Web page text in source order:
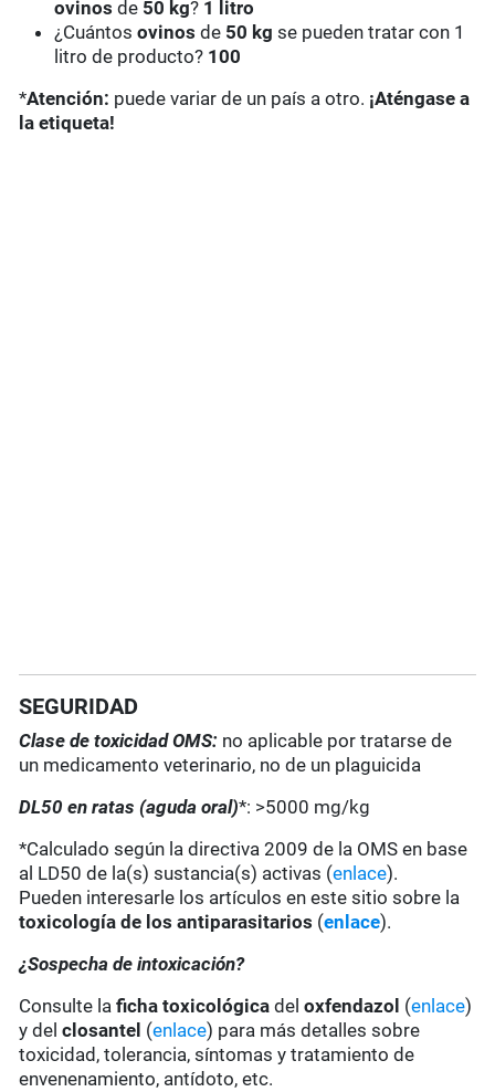
ovinos de 50 kg? 1 litro
¿Cuántosovinos de 50 kgse pueden tratar con 1
litro de producto? 100
*Atención: puede variar de un país a otro. ¡Aténgase a
la etiqueta!
SEGURIDAD
Clase de toxicidad OMS: no aplicable por tratarse de
un medicamento veterinario, no de un plaguicida
DL50 en ratas (aguda oral)*: >5000 mg/kg
*Calculado según la directiva 2009 de la OMS en base
al LD50 de la(s) sustancia(s) activas (enlace).
Pueden interesarle los artículos en este sitio sobre la
toxicología de los antiparasitarios (enlace).
¿Sospecha de intoxicación?
Consulte laficha toxicológica deloxfendazol (enlace)
y del closantel (enlace) para más detalles sobre
toxicidad, tolerancia, síntomas y tratamiento de
envenenamiento, antídoto, etc.